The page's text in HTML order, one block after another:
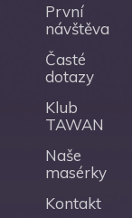
První
návštěva
Časté
dotazy
Klub
TAWAN
Naše
masérky
Kontakt